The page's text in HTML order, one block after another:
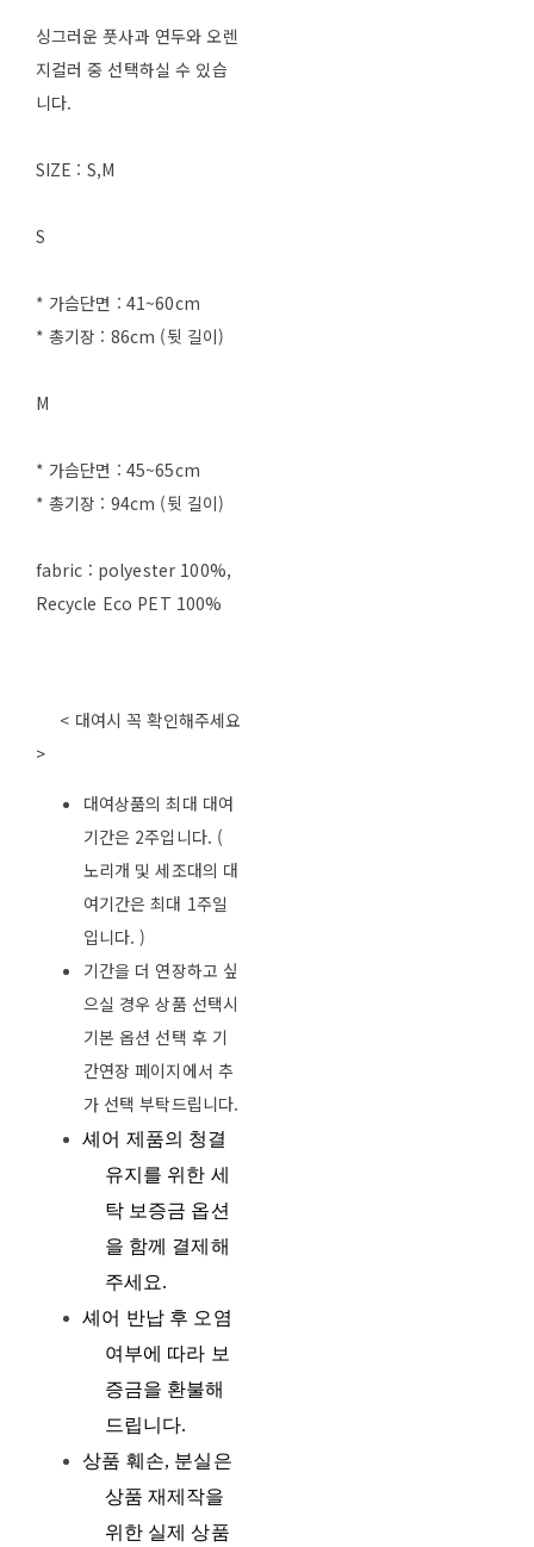
싱그러운 풋사과 연두와 오렌
지컬러 중 선택하실 수 있습
니다.
SIZE : S,M
S
* 가슴단면 : 41~60cm
* 총기장 : 86cm (뒷 길이)
M
* 가슴단면 : 45~65cm
* 총기장 : 94cm (뒷 길이)
fabric : polyester 100%,
Recycle Eco PET 100%
< 대여시 꼭 확인해주세요
>
대여상품의 최대 대여
기간은 2주입니다. (
노리개 및 세조대의 대
여기간은 최대 1주일
입니다. )
기간을 더 연장하고 싶
으실 경우 상품 선택시
기본 옵션 선택 후 기
간연장 페이지에서 추
가 선택 부탁드립니다.
셰어 제품의 청결
유지를 위한 세
탁 보증금 옵션
을 함께 결제해
주세요.
셰어 반납 후 오염
여부에 따라 보
증금을 환불해
드립니다.
상품 훼손, 분실은
상품재제작을
위한 실제 상품